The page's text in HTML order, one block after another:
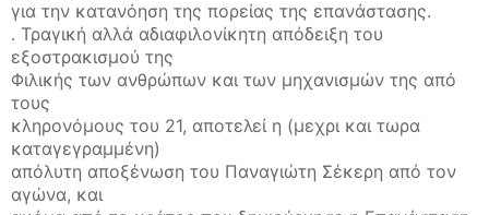
για την κατανόηση της πορείας της επανάστασης.
. Τραγική αλλά αδιαφιλονίκητη απόδειξη του
εξοστρακισμού της
Φιλικής των ανθρώπων και των μηχανισμών της από
τους
κληρονόμους του 21, αποτελεί η (μεχρι και τωρα
καταγεγραμμένη)
απόλυτη αποξένωση του Παναγιώτη Σέκερη από τον
αγώνα, και